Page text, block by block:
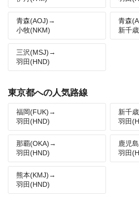
青森(AOJ)→
小牧(NKM)
青森
新千
三沢(MSJ)→
羽田(HND)
東京都への人気路線
福岡(FUK)→
羽田(HND)
新千
羽田
那覇(OKA)→
羽田(HND)
鹿児
羽田
熊本(KMJ)→
羽田(HND)